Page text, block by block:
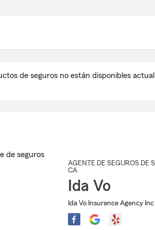
de seguros no están disponibles
AGENTE DE SEGUROS DE
CA
Ida Vo
Ida Vo Insurance Agency Inc